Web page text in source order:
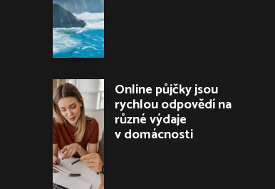
Online půjčky jsou
rychlou odpovědí na
různé výdaje
v domácnosti